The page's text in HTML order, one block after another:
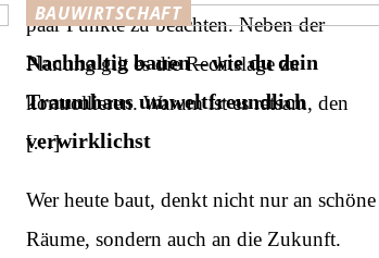
paar Punkte zu beachten. Neben der
Planung gilt es die Rechtslage zu
kontrollieren. Warum ist es ratsam, den
[…]
BAUWIRTSCHAFT
Nachhaltig bauen – wie du dein
Traumhaus umweltfreundlich
verwirklichst
Wer heute baut, denkt nicht nur an schöne
Räume, sondern auch an die Zukunft.